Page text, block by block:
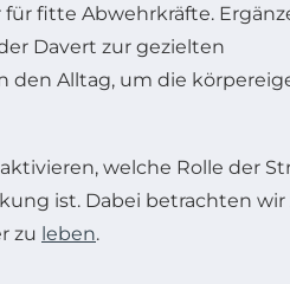
fitte Abwehrkräfte.
Davert zur gezielten
den Alltag, um die
welche Rolle der
ist. Dabei betrachten wir
zu leben.